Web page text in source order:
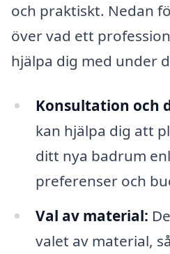
och praktiskt. Nedan
över vad ett
hjälpa dig med under
Konsultation och
kan hjälpa dig att
ditt nya badrum
preferenser och
Val av material:
valet av material,